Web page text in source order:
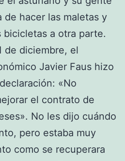
de hacer las maletas y
bicicletas a otra parte.
de diciembre, el
Javier Faus hizo
«No
el contrato de
No les dijo cuándo
pero estaba muy
como se recuperara